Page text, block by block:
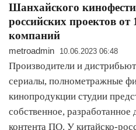
Шанхайского
российских проектов от
компаний
metroadmin 10.06.2023 06:48
Производители и
сериалы, полнометражные
кинопродукции студии
собственное, разработанное
контента ПО. У китайско-